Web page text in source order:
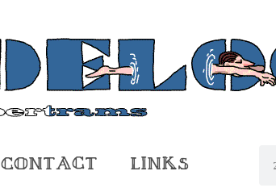
Contact Links